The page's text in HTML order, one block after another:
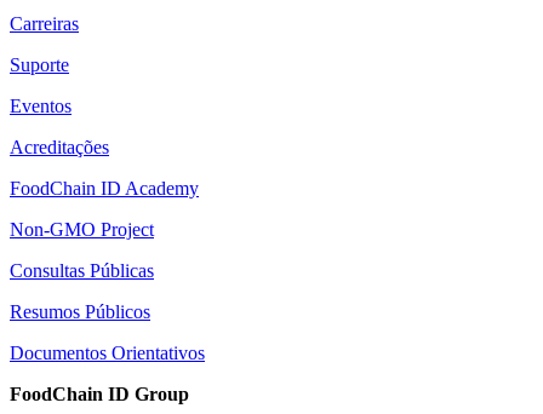
Carreiras
Suporte
Eventos
Acreditações
FoodChain ID Academy
Non-GMO Project
Consultas Públicas
Resumos Públicos
Documentos Orientativos
FoodChain ID Group